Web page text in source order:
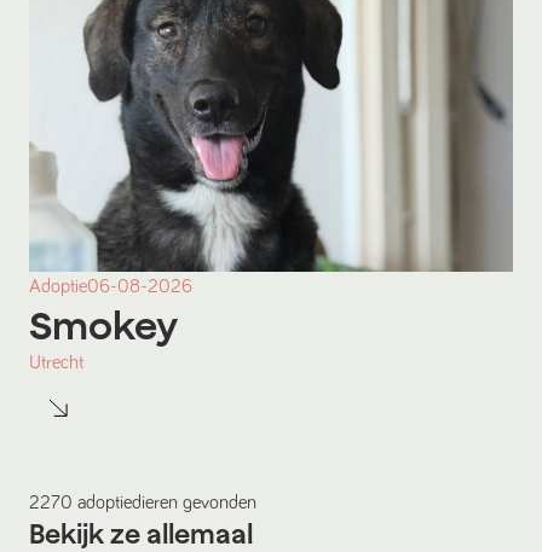
Adoptie06-08-2026
Smokey
Utrecht
2270 adoptiedieren gevonden
Bekijk ze allemaal